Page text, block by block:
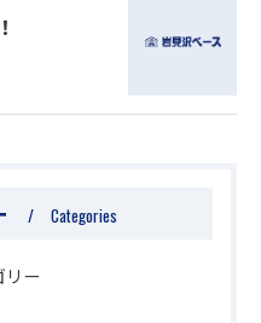
Categories
リー